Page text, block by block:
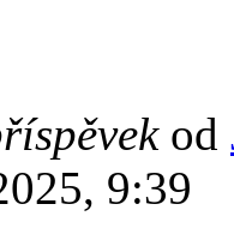
od
9:39